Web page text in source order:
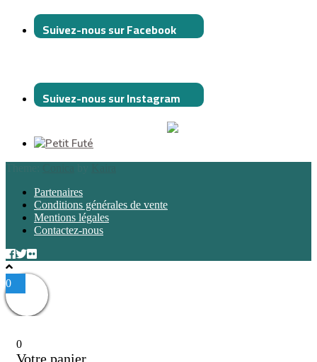
Suivez-nous sur Facebook
Suivez-nous sur Instagram
Partenaires
Conditions générales de vente
Mentions légales
Contactez-nous
0
0
Votre panier